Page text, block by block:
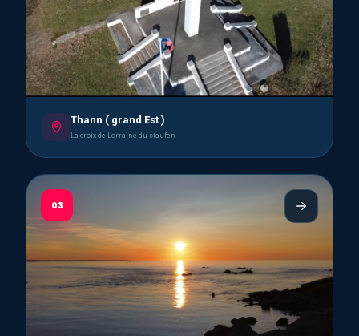
Thann ( grand Est )
La croix de Lorraine du staufen
03